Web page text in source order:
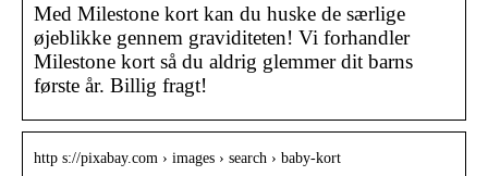
Med Milestone kort kan du huske de særlige
øjeblikke gennem graviditeten! Vi forhandler
Milestone kort så du aldrig glemmer dit barns
første år. Billig fragt!
http s://pixabay.com › images › search › baby-kort